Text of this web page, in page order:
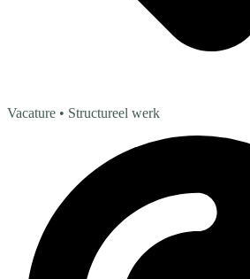
Vacature • Structureel werk